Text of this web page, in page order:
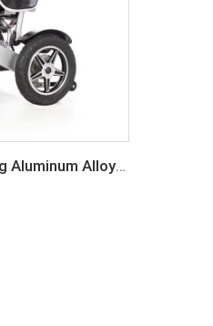
Pandamdam na Pagbabalot ng Aluminum Alloy na Nakahihirapang Elektrikong Wheelchair